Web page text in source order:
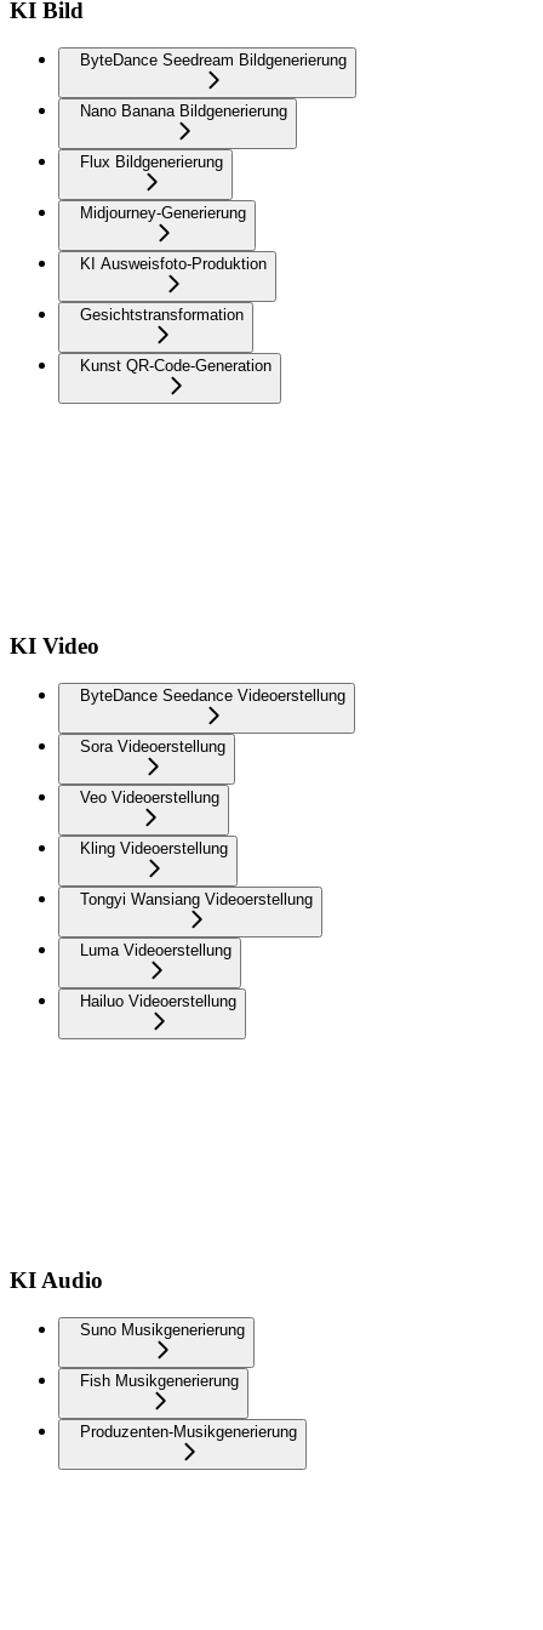
KI Bild
ByteDance Seedream Bildgenerierung
Nano Banana Bildgenerierung
Flux Bildgenerierung
Midjourney-Generierung
KI Ausweisfoto-Produktion
Gesichtstransformation
Kunst QR-Code-Generation
KI Video
ByteDance Seedance Videoerstellung
Sora Videoerstellung
Veo Videoerstellung
Kling Videoerstellung
Tongyi Wansiang Videoerstellung
Luma Videoerstellung
Hailuo Videoerstellung
KI Audio
Suno Musikgenerierung
Fish Musikgenerierung
Produzenten-Musikgenerierung